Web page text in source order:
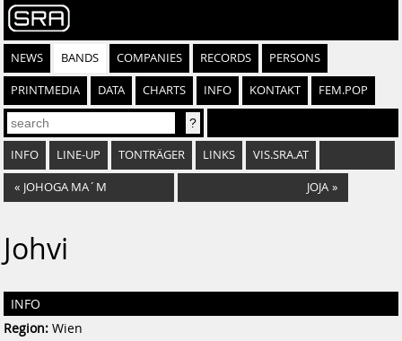
NEWS BANDS COMPANIES RECORDS PERSONS
PRINTMEDIA DATA CHARTS INFO KONTAKT FEM.POP
INFO LINE-UP TONTRÄGER LINKS VIS.SRA.AT
« JOHOGA MA´M JOJA »
Johvi
INFO
Region: Wien